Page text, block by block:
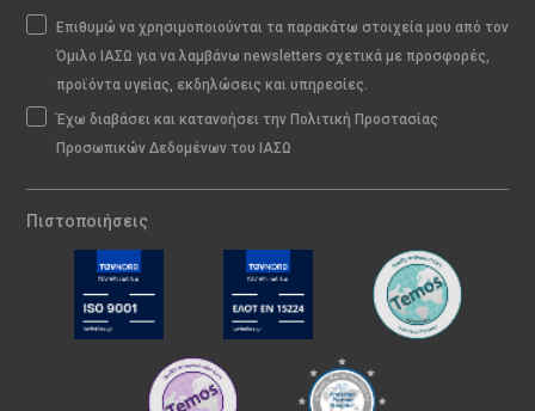
Επιθυμώ να χρησιμοποιούνται τα παρακάτω στοιχεία μου από τον
Όμιλο ΙΑΣΩ για να λαμβάνω newsletters σχετικά με προσφορές,
προϊόντα υγείας, εκδηλώσεις και υπηρεσίες.
Έχω διαβάσει και κατανοήσει την Πολιτική Προστασίας
Προσωπικών Δεδομένων του ΙΑΣΩ
Πιστοποιήσεις